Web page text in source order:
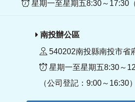
星期一至星期五8:30～17:30
南投辦公區
540202南投縣南投市省
星期一至星期五8:30～
（公司登記：9:00～16:30